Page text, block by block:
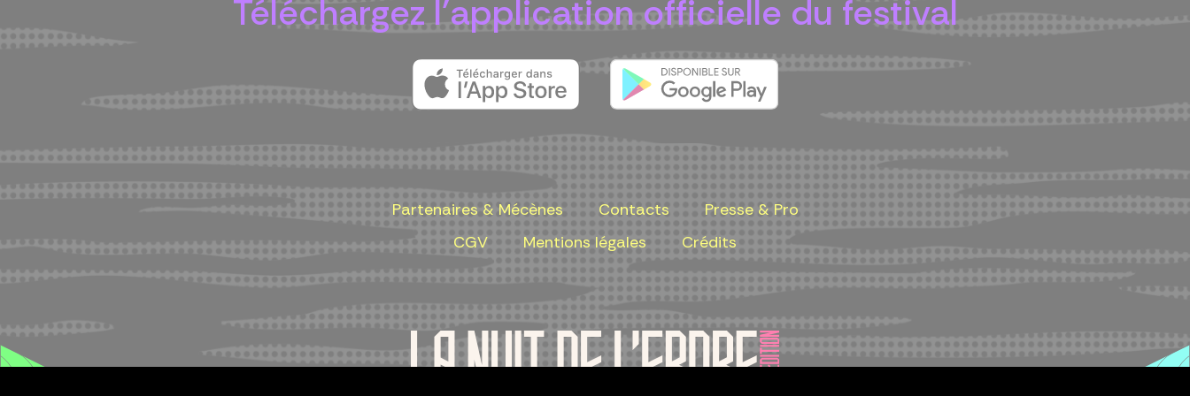
Téléchargez l'application officielle du festival
Partenaires & Mécènes Contacts
Presse & Pro
CGV
Mentions légales Crédits